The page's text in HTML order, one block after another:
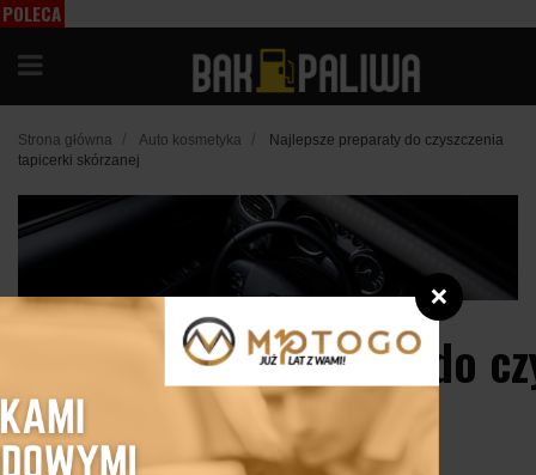
POLECA
Strona główna / Auto kosmetyka /
Najlepsze preparaty do czyszczenia
tapicerki skórzanej
Najlepsze preparaty do
tapicerki skórzanej
20 listopada 2024
❌